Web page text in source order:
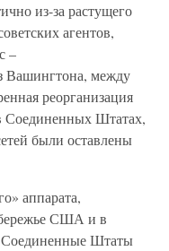
из-за растущего
агентов,
–
Вашингтона, между
реорганизация
Соединенных Штатах,
были оставлены
аппарата,
США и в
Соединенные Штаты